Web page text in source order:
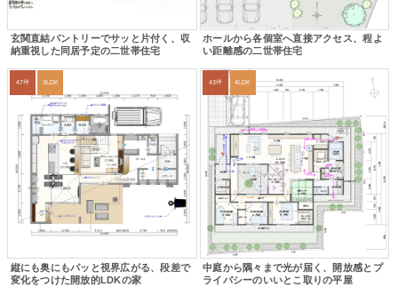
玄関直結パントリーでサッと片付く、収
納重視した同居予定の二世帯住宅
ホールから各個室へ直接アクセス、程よ
い距離感の二世帯住宅
47坪 3LDK
縦にも奥にもパッと視界広がる、段差で
変化をつけた開放的LDKの家
43坪 4LDK
中庭から隅々まで光が届く、開放感とプ
ライバシーのいいとこ取りの平屋